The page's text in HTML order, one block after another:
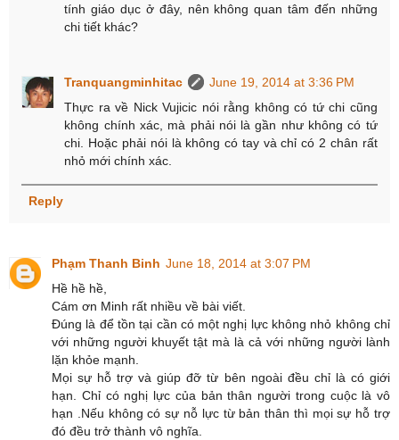
tính giáo dục ở đây, nên không quan tâm đến những
chi tiết khác?
Tranquangminhitac
June 19, 2014 at 3:36 PM
Thực ra về Nick Vujicic nói rằng không có tứ chi cũng
không chính xác, mà phải nói là gần như không có tứ
chi. Hoặc phải nói là không có tay và chỉ có 2 chân rất
nhỏ mới chính xác.
Reply
Phạm Thanh Binh June 18, 2014 at 3:07 PM
Hề hề hề,
Cám ơn Minh rất nhiều về bài viết.
Đúng là để tồn tại cần có một nghị lực không nhỏ không chỉ
với những người khuyết tật mà là cả với những người lành
lặn khỏe mạnh.
Mọi sự hỗ trợ và giúp đỡ từ bên ngoài đều chỉ là có giới
hạn. Chỉ có nghị lực của bản thân người trong cuộc là vô
hạn .Nếu không có sự nỗ lực từ bản thân thì mọi sự hỗ trợ
đó đều trở thành vô nghĩa.